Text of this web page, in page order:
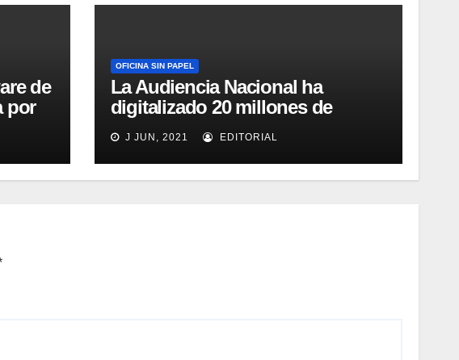
de
por
OFICINA SIN PAPEL
La Audiencia Nacional ha
digitalizado 20 millones de
documentos y comienza a
sustituir al papel en lo Social
J JUN, 2021 EDITORIAL